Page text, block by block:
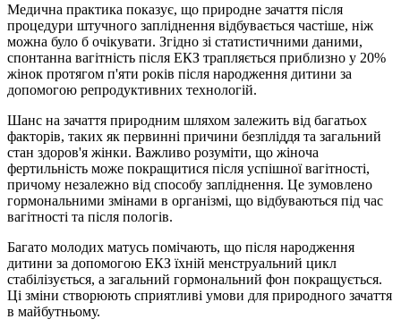
Медична практика показує, що природне зачаття після
процедури штучного запліднення відбувається частіше, ніж
можна було б очікувати. Згідно зі статистичними даними,
спонтанна вагітність після ЕКЗ трапляється приблизно у 20%
жінок протягом п'яти років після народження дитини за
допомогою репродуктивних технологій.
Шанс на зачаття природним шляхом залежить від багатьох
факторів, таких як первинні причини безпліддя та загальний
стан здоров'я жінки. Важливо розуміти, що жіноча
фертильність може покращитися після успішної вагітності,
причому незалежно від способу запліднення. Це зумовлено
гормональними змінами в організмі, що відбуваються під час
вагітності та після пологів.
Багато молодих матусь помічають, що після народження
дитини за допомогою ЕКЗ їхній менструальний цикл
стабілізується, а загальний гормональний фон покращується.
Ці зміни створюють сприятливі умови для природного зачаття
в майбутньому.